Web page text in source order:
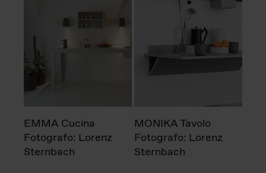
EMMA Cucina
Fotografo: Lorenz
Sternbach
MONIKA Tavolo
Fotografo: Lorenz
Sternbach